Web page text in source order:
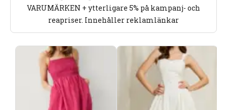
VARUMÄRKEN + ytterligare 5% på kampanj- och
reapriser. Innehåller reklamlänkar